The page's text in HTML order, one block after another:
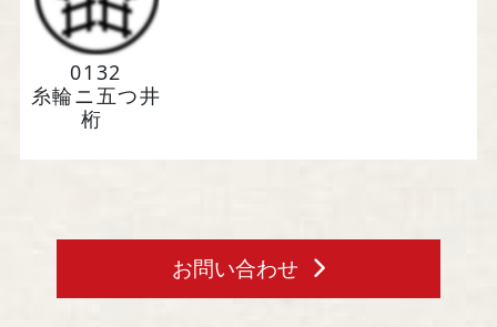
特定商取引法に基づく表記
事業者の皆様へ（BtoBサイト）
0132
糸輪ニ五つ井
桁
お問い合わせ